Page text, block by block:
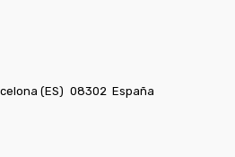
(ES) 08302 España